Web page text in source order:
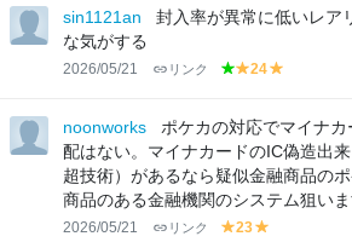
lo
lo
sin1121an
封入率が異常に低いレア
な気がする
2026/05/21 リンク
g
e
n
y
lo
w
24
lo
w
noonworks
ポケカの対応でマイナ
配はない。マイナカードのIC偽造出
超技術）があるなら疑似金融商品の
商品のある金融機関のシステム狙いま
2026/05/21 リンク
y
23